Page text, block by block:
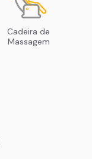
Cadeira de
Massagem